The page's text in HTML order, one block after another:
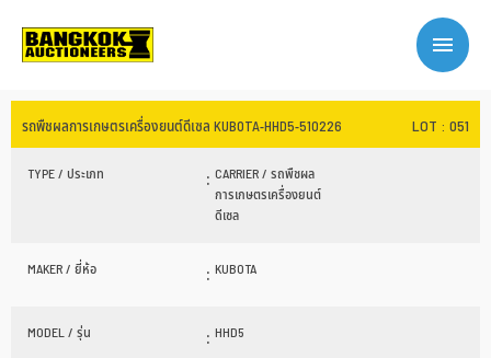
รถพืชผลการเกษตรเครื่องยนต์ดีเซล KUBOTA-HHD5-510226 LOT : 051
TYPE / ประเภท : CARRIER / รถพืชผล
การเกษตรเครื่องยนต์
ดีเซล
MAKER / ยี่ห้อ : KUBOTA
MODEL / รุ่น : HHD5